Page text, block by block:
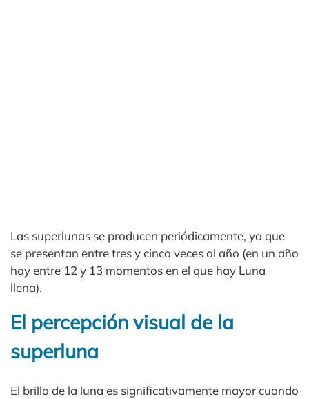
Las superlunas se producen periódicamente, ya que
se presentan entre tres y cinco veces al año (en un año
hay entre 12 y 13 momentos en el que hay Luna
llena).
El percepción visual de la
superluna
El brillo de la luna es significativamente mayor cuando